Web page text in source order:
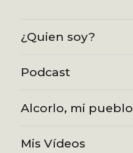
¿Quien soy?
Podcast
Alcorlo, mi pueblo
Mis Vídeos